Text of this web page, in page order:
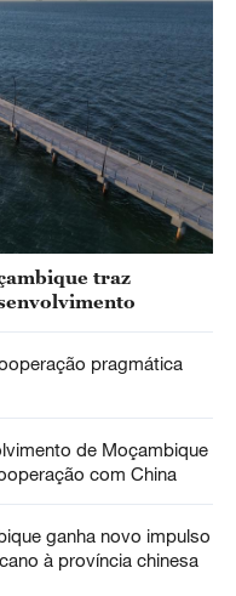
traz
pragmática
de Moçambique
com China
ganha novo impulso
à província chinesa